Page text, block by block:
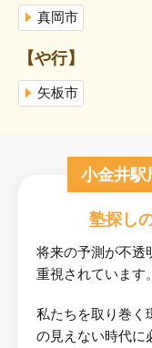
真岡市
【や行】
矢板市
小金井駅
塾探し
将来の予測が不透
重視されています。
私たちを取り巻く
の見えない時代に